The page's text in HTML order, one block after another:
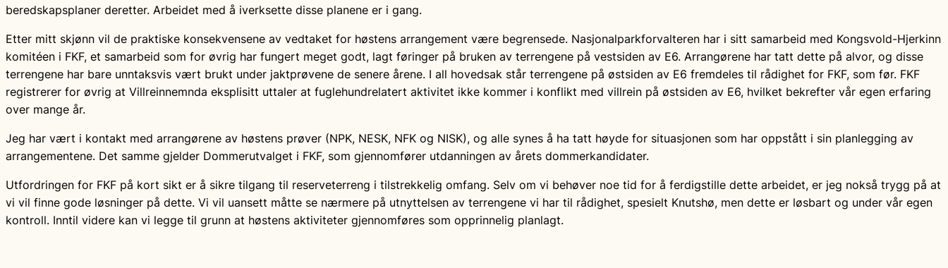
beredskapsplaner deretter. Arbeidet med å iverksette disse planene er i gang.
Etter mitt skjønn vil de praktiske konsekvensene av vedtaket for høstens arrangement være begrensede. Nasjonalparkforvalteren har i sitt samarbeid med Kongsvold-Hjerkinn
komitéen i FKF, et samarbeid som for øvrig har fungert meget godt, lagt føringer på bruken av terrengene på vestsiden av E6. Arrangørene har tatt dette på alvor, og disse
terrengene har bare unntaksvis vært brukt under jaktprøvene de senere årene. I all hovedsak står terrengene på østsiden av E6 fremdeles til rådighet for FKF, som før. FKF
registrerer for øvrig at Villreinnemnda eksplisitt uttaler at fuglehundrelatert aktivitet ikke kommer i konflikt med villrein på østsiden av E6, hvilket bekrefter vår egen erfaring
over mange år.
Jeg har vært i kontakt med arrangørene av høstens prøver (NPK, NESK, NFK og NISK), og alle synes å ha tatt høyde for situasjonen som har oppstått i sin planlegging av
arrangementene. Det samme gjelder Dommerutvalget i FKF, som gjennomfører utdanningen av årets dommerkandidater.
Utfordringen for FKF på kort sikt er å sikre tilgang til reserveterreng i tilstrekkelig omfang. Selv om vi behøver noe tid for å ferdigstille dette arbeidet, er jeg nokså trygg på at
vi vil finne gode løsninger på dette. Vi vil uansett måtte se nærmere på utnyttelsen av terrengene vi har til rådighet, spesielt Knutshø, men dette er løsbart og under vår egen
kontroll. Inntil videre kan vi legge til grunn at høstens aktiviteter gjennomføres som opprinnelig planlagt.